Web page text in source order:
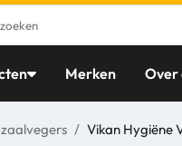
Merken Over
zaalvegers / Vikan Hygiëne